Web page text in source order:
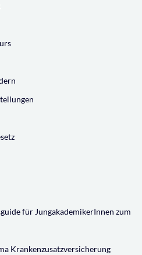
für JungakademikerInnen zum
Krankenzusatzversicherung